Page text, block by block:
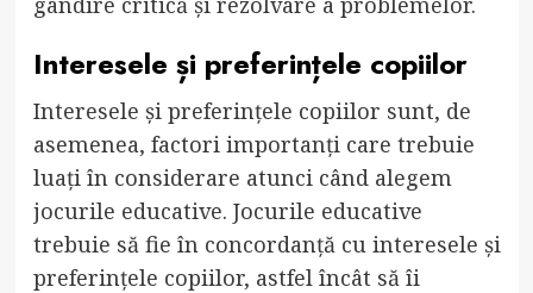
Interesele și preferințele copiilor
Interesele și preferințele copiilor sunt, de
asemenea, factori importanți care trebuie
luați în considerare atunci când alegem
jocurile educative. Jocurile educative
trebuie să fie în concordanță cu interesele și
preferințele copiilor, astfel încât să îi